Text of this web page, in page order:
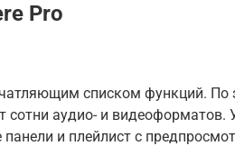
Pro
списком функций. По
сотни аудио- и видеоформатов.
и плейлист с